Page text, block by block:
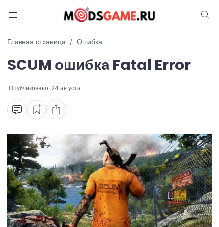
Блог
Читы и коды
Промокоды
Ошибки
Руководства
Roblox
Главная страница Ошибка
SCUM ошибка Fatal Error
Опубликовано: 24 августа